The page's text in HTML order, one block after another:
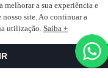
melhorar a sua experiência e
nosso site. Ao continuar a
utilização. Saiba +